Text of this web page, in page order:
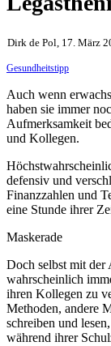
Dirk de Pol, 17. März
Gesundheitstipp
Auch wenn
haben sie immer
Aufmerksamkeit
und Kollegen.
defensiv und
Finanzzahlen und
eine Stunde ihrer
Maskerade
Doch selbst mit der
wahrscheinlich
ihren Kollegen zu
Methoden, andere
schreiben und
während ihrer